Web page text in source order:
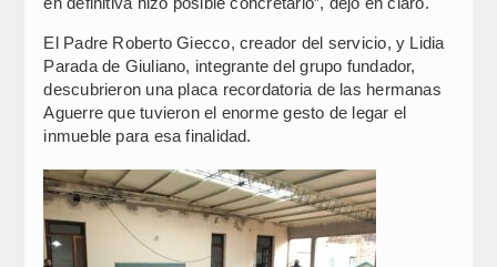
El Padre Roberto Giecco, creador del servicio, y Lidia
Parada de Giuliano, integrante del grupo fundador,
descubrieron una placa recordatoria de las hermanas
Aguerre que tuvieron el enorme gesto de legar el
inmueble para esa finalidad.